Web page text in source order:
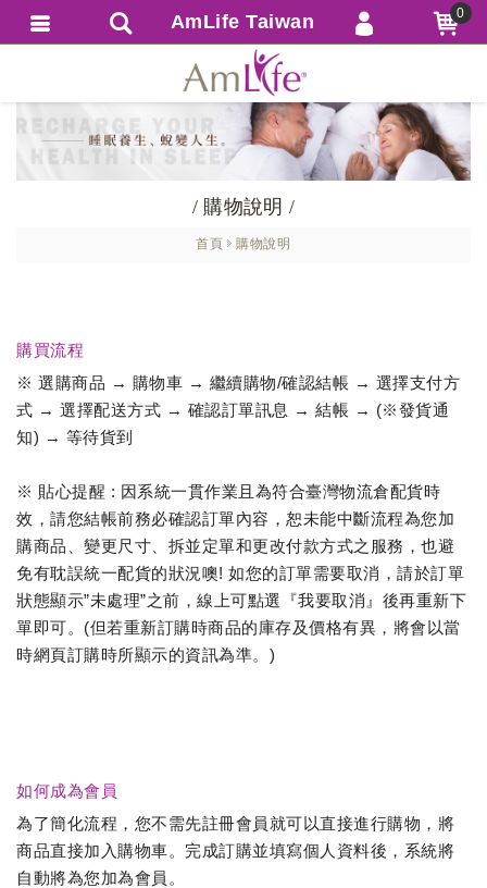
/ 購物說明 /
首頁 購物說明
購買流程
※ 選購商品 → 購物車 → 繼續購物/確認結帳 → 選擇支付方
式 → 選擇配送方式 → 確認訂單訊息 → 結帳 → (※發貨通
知) → 等待貨到
※ 貼心提醒 : 因系統一貫作業且為符合臺灣物流倉配貨時
效，請您結帳前務必確認訂單內容，恕未能中斷流程為您加
購商品、變更尺寸、拆並定單和更改付款方式之服務，也避
免有耽誤統一配貨的狀況噢! 如您的訂單需要取消，請於訂單
狀態顯示”未處理”之前，線上可點選『我要取消』後再重新下
單即可。(但若重新訂購時商品的庫存及價格有異，將會以當
時網頁訂購時所顯示的資訊為準。)
如何成為會員
為了簡化流程，您不需先註冊會員就可以直接進行購物，將
商品直接加入購物車。完成訂購並填寫個人資料後，系統將
自動將為您加為會員。
AmLife Taiwan 0
會員登入
會員註冊
忘記密碼
繁體中文